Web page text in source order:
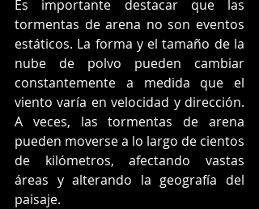
Es importante destacar que las
tormentas de arena no son eventos
estáticos. La forma y el tamaño de la
nube de polvo pueden cambiar
constantemente a medida que el
viento varía en velocidad y dirección.
A veces, las tormentas de arena
pueden moverse a lo largo de cientos
de kilómetros, afectando vastas
áreas y alterando la geografía del
paisaje.